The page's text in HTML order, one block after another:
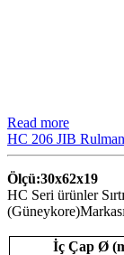
Read more
HC 206 JIB Rulman
Ölçü:30x62x19
HC Seri ürünler
İç Çap Ø